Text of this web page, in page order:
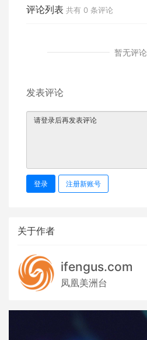
评论列表 共有 0 条评论
暂无评论
发表评论
登录 注册新账号
关于作者
ifengus.com
凤凰美洲台